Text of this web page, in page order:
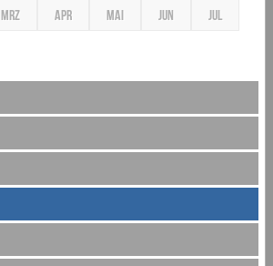
MRZ APR MAI JUN JUL